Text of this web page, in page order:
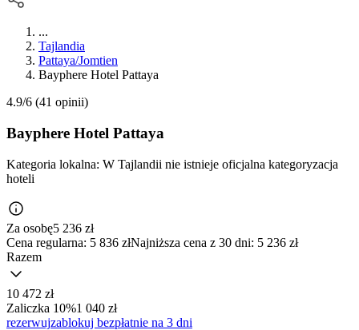
...
Tajlandia
Pattaya/Jomtien
Bayphere Hotel Pattaya
4.9/6 (41 opinii)
Bayphere Hotel Pattaya
Kategoria lokalna: W Tajlandii nie istnieje oficjalna kategoryzacja
hoteli
Za osobę5 236 zł
Cena regularna: 5 836 złNajniższa cena z 30 dni: 5 236 zł
Razem
10 472 zł
Zaliczka 10%1 040 zł
rezerwujzablokuj bezpłatnie na 3 dni